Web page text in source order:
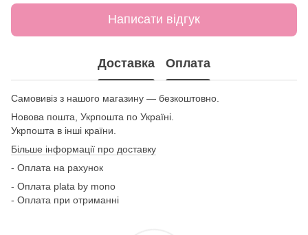
Написати відгук
Доставка Оплата
Самовивіз з нашого магазину — безкоштовно.
Новова пошта, Укрпошта по Україні.
Укрпошта в інші країни.
Більше інформації про доставку
- Оплата на рахунок
- Оплата plata by mono
- Оплата при отриманні